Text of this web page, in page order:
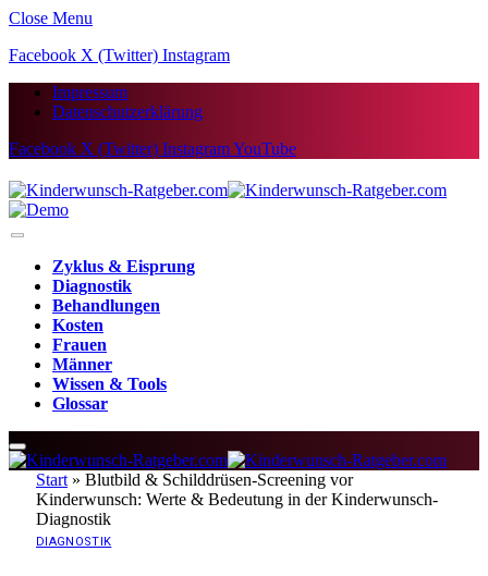
Close Menu
Facebook X (Twitter) Instagram
Impressum
Datenschutzerklärung
Facebook X (Twitter) InstagramYouTube
Zyklus & Eisprung
Diagnostik
Behandlungen
Kosten
Frauen
Männer
Wissen & Tools
Glossar
Start » Blutbild & Schilddrüsen-Screening vor
Kinderwunsch: Werte & Bedeutung in der Kinderwunsch-
Diagnostik
DIAGNOSTIK